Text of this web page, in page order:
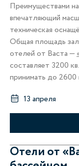
Преимуществами
впечатляющий
техническая
Общая площадь
отелей от Васта —
составляет 3200
принимать до 2600
13 апреля
Отели от